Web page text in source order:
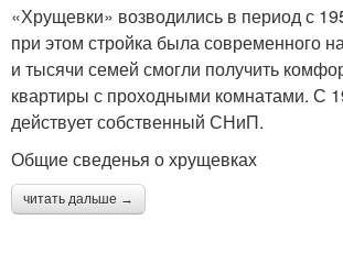
«Хрущевки» возводились в период с
при этом стройка была современного
и тысячи семей смогли получить
квартиры с проходными комнатами. С
действует собственный СНиП.
Общие сведенья о хрущевках
читать дальше →